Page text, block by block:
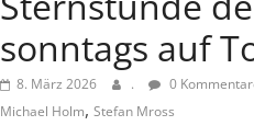
sonntags auf
8. März 2026 . 0
Michael Holm, Stefan Mross